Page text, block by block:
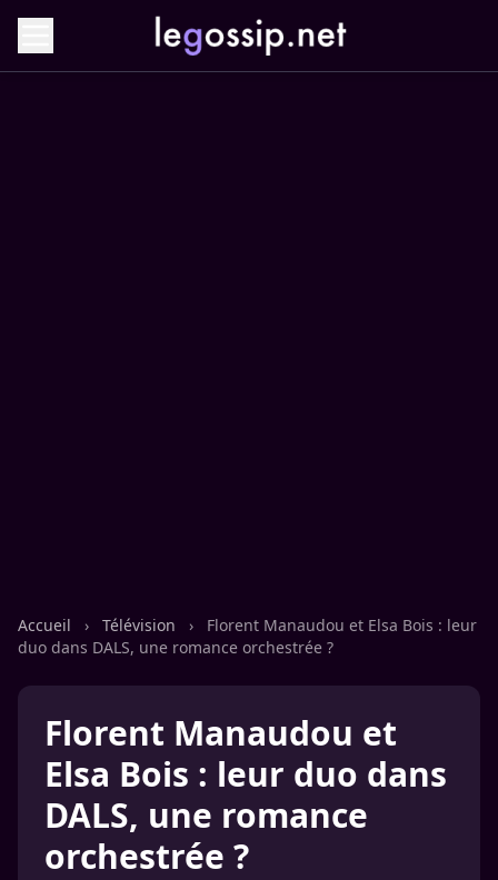
Accueil › Télévision ›
Florent Manaudou et Elsa Bois : leur
duo dans DALS, une romance orchestrée ?
Florent Manaudou et
Elsa Bois : leur duo dans
DALS, une romance
orchestrée ?